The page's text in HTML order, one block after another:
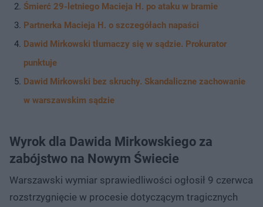
Śmierć 29-letniego Macieja H. po ataku w bramie
Partnerka Macieja H. o szczegółach napaści
Dawid Mirkowski tłumaczy się w sądzie. Prokurator
punktuje
Dawid Mirkowski bez skruchy. Skandaliczne zachowanie
w warszawskim sądzie
Wyrok dla Dawida Mirkowskiego za
zabójstwo na Nowym Świecie
Warszawski wymiar sprawiedliwości ogłosił 9 czerwca
rozstrzygnięcie w procesie dotyczącym tragicznych